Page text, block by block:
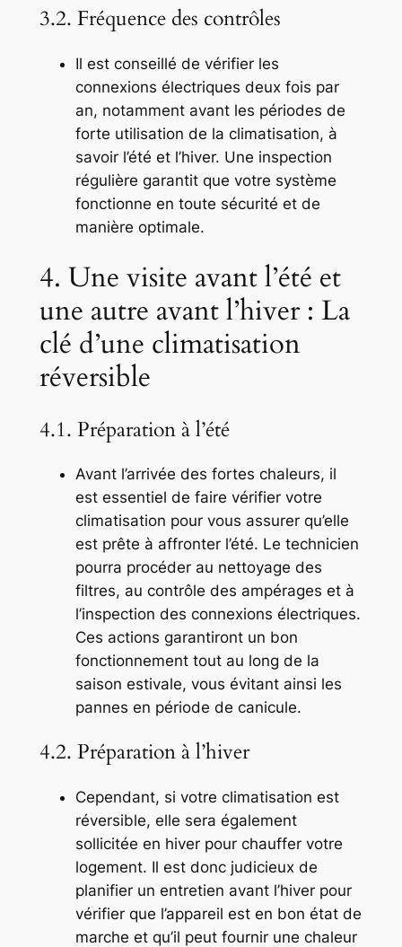
3.2. Fréquence des contrôles
Il est conseillé de vérifier les
connexions électriques deux fois par
an, notamment avant les périodes de
forte utilisation de la climatisation, à
savoir l’été et l’hiver. Une inspection
régulière garantit que votre système
fonctionne en toute sécurité et de
manière optimale.
4. Une visite avant l’été et
une autre avant l’hiver : La
clé d’une climatisation
réversible
4.1. Préparation à l’été
Avant l’arrivée des fortes chaleurs, il
est essentiel de faire vérifier votre
climatisation pour vous assurer qu’elle
est prête à affronter l’été. Le technicien
pourra procéder au nettoyage des
filtres, au contrôle des ampérages et à
l’inspection des connexions électriques.
Ces actions garantiront un bon
fonctionnement tout au long de la
saison estivale, vous évitant ainsi les
pannes en période de canicule.
4.2. Préparation à l’hiver
Cependant, si votre climatisation est
réversible, elle sera également
sollicitée en hiver pour chauffer votre
logement. Il est donc judicieux de
planifier un entretien avant l’hiver pour
vérifier que l’appareil est en bon état de
marche et qu’il peut fournir une chaleur